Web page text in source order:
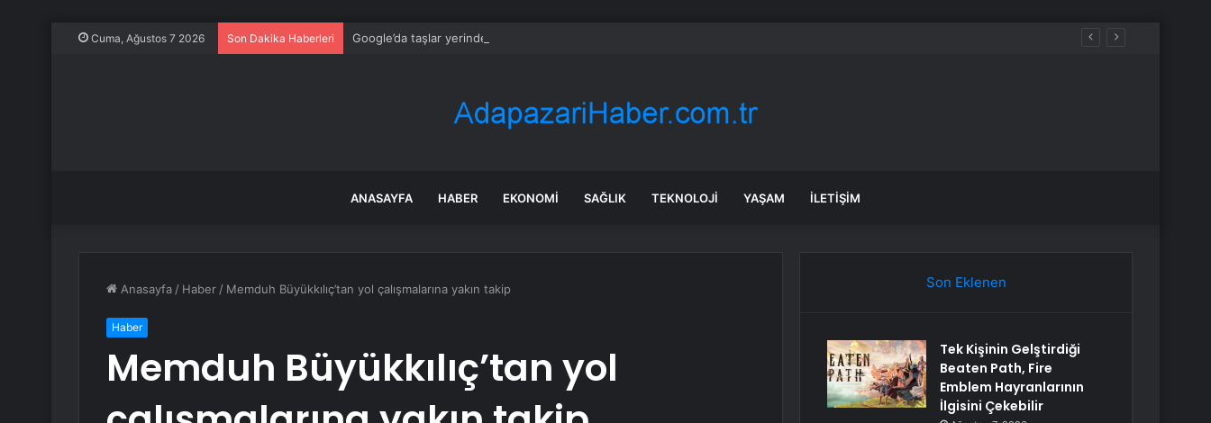
Cuma, Ağustos 7 2026 Son Dakika Haberleri Google’da taşlar yerinden oynadı: Yapay zekâ ekibinin başında artık bir Türk var
ANASAYFA HABER EKONOMI SAĞLIK TEKNOLOJI YAŞAM İLETIŞIM
Anasayfa / Haber / Memduh Büyükkılıç’tan yol çalışmalarına yakın takip
Haber
Memduh Büyükkılıç’tan yol
Son Eklenen
Tek Kişinin Gelştirdiği
Beaten Path, Fire
Emblem Hayranlarının
İlgisini Çekebilir